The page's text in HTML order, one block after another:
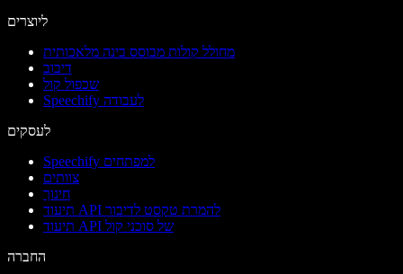
ליוצרים
מחולל קולות מבוסס בינה מלאכותית
דיבוב
שכפול קול
Speechify לעבודה
לעסקים
Speechify למפתחים
צוותים
חינוך
תיעוד API להמרת טקסט לדיבור
תיעוד API של סוכני קול
החברה